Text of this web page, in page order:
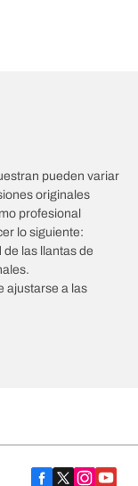
pueden variar
originales
profesional
lo siguiente:
de las llantas de
ajustarse a las